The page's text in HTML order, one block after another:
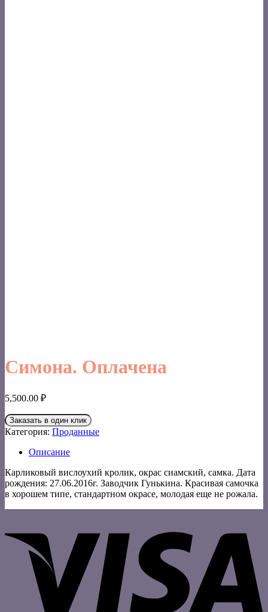
Симона. Оплачена
5,500.00 ₽
Заказать в один клик
Категория: Проданные
Описание
Карликовый вислоухий кролик, окрас сиамский, самка. Дата
рождения: 27.06.2016г. Заводчик Гунькина. Красивая самочка
в хорошем типе, стандартном окрасе, молодая еще не рожала.